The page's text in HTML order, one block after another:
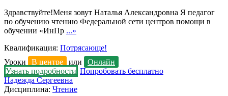
Здравствуйте!Меня зовут Наталья Александровна Я педагог
по обучению чтению Федеральной сети центров помощи в
обучении «ИнПр ...»
Квалификация: Потрясающе!
Уроки
В центре или
Онлайн
Узнать подробности Попробовать бесплатно
Надежда Сергеевна
Дисциплина: Чтение